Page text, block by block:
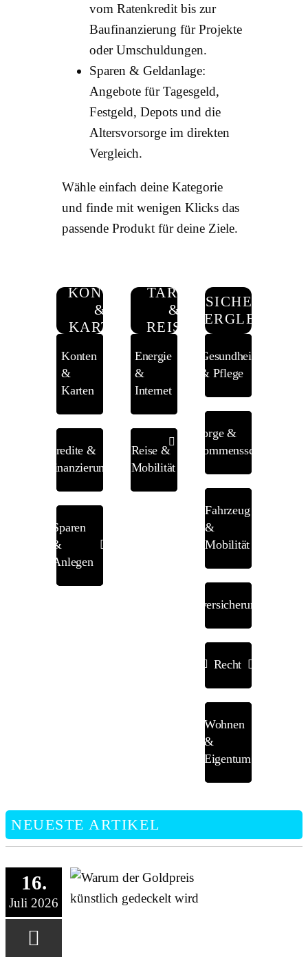
vom Ratenkredit bis zur
Baufinanzierung für Projekte
oder Umschuldungen.
Sparen & Geldanlage:
Angebote für Tagesgeld,
Festgeld, Depots und die
Altersvorsorge im direkten
Vergleich.
Wähle einfach deine Kategorie
und finde mit wenigen Klicks das
passende Produkt für deine Ziele.
KONTEN
&
KARTEN
Konten
&
Karten
Kredite &
Finanzierung
Sparen
&
Anlegen
TARIFE
&
REISEN
Energie
&
Internet
Reise &
Mobilität
VERGLEICHEN
Gesundheit
& Pflege
Vorsorge &
Einkommensschutz
Fahrzeug
&
Mobilität
Tierversicherungen
Recht
Wohnen
&
Eigentum
NEUESTE ARTIKEL
16.
Juli 2026